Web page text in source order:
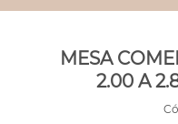
MESA
2.00 A